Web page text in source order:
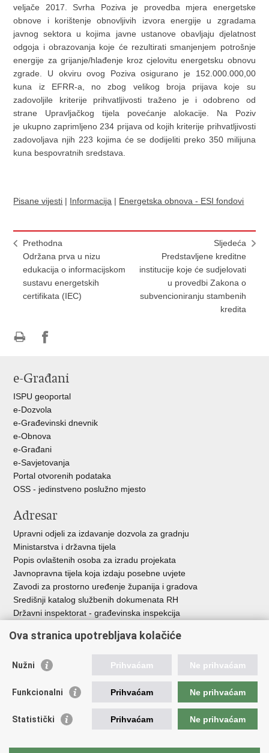
veljače 2017. Svrha Poziva je provedba mjera energetske
obnove i korištenje obnovljivih izvora energije u zgradama
javnog sektora u kojima javne ustanove obavljaju djelatnost
odgoja i obrazovanja koje će rezultirati smanjenjem potrošnje
energije za grijanje/hlađenje kroz cjelovitu energetsku obnovu
zgrade. U okviru ovog Poziva osigurano je 152.000.000,00
kuna iz EFRR-a, no zbog velikog broja prijava koje su
zadovoljile kriterije prihvatljivosti traženo je i odobreno od
strane Upravljačkog tijela povećanje alokacije. Na Poziv
je ukupno zaprimljeno 234 prijava od kojih kriterije prihvatljivosti
zadovoljava njih 223 kojima će se dodijeliti preko 350 milijuna
kuna bespovratnih sredstava.
Pisane vijesti | Informacija | Energetska obnova - ESI fondovi
Prethodna
Održana prva u nizu
edukacija o informacijskom
sustavu energetskih
certifikata (IEC)
Sljedeća
Predstavljene kreditne
institucije koje će sudjelovati
u provedbi Zakona o
subvencioniranju stambenih
kredita
FacebookuTwitteru
e-Građani
ISPU geoportal
e-Dozvola
e-Građevinski dnevnik
e-Obnova
e-Građani
e-Savjetovanja
Portal otvorenih podataka
OSS - jedinstveno poslužno mjesto
Adresar
Upravni odjeli za izdavanje dozvola za gradnju
Ministarstva i državna tijela
Popis ovlaštenih osoba za izradu projekata
Javnopravna tijela koja izdaju posebne uvjete
Zavodi za prostorno uređenje županija i gradova
Središnji katalog službenih dokumenata RH
Državni inspektorat - građevinska inspekcija
Vlada Republike Hrvatske
Zavod za prostorni razvoj
Agencija za pravni promet i posredovanje nekretninama
Fond za zaštitu okoliša i energetsku učinkovitost
Državne nekretnine d.o.o.
Ova stranica upotrebljava kolačiće
Nužni Prihvaćam Ne prihvaćam
Funkcionalni Prihvaćam Ne prihvaćam
Statistički Prihvaćam Ne prihvaćam